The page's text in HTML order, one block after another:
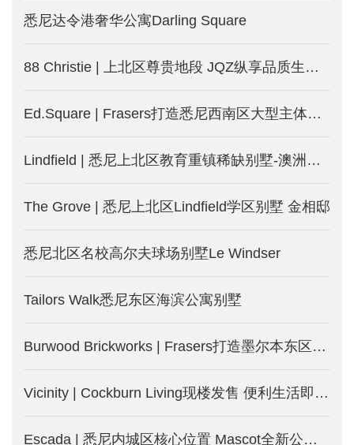
悉尼达令港奢华公寓Darling Square
88 Christie | 上北区尊贵地段 JQZ纵享品质生活-澳洲悉尼新楼盘发售中
Ed.Square | Frasers打造悉尼西南区大型主体规划社区
Lindfield | 悉尼上北区教育重镇稀缺别墅-澳洲悉尼新楼盘
The Grove | 悉尼上北区Lindfield学区别墅 金相邸
悉尼北区名校高尔夫球场别墅Le Windser
Tailors Walk悉尼东区海滨公寓别墅
Burwood Brickworks | Frasers打造墨尔本东区Burwood城中城-墨尔本新楼盘发售
Vicinity | Cockburn Living现楼发售 便利生活即日起-澳洲珀斯新楼盘
Escada | 悉尼内城区核心位置 Mascot全新公寓-澳洲悉尼新楼盘